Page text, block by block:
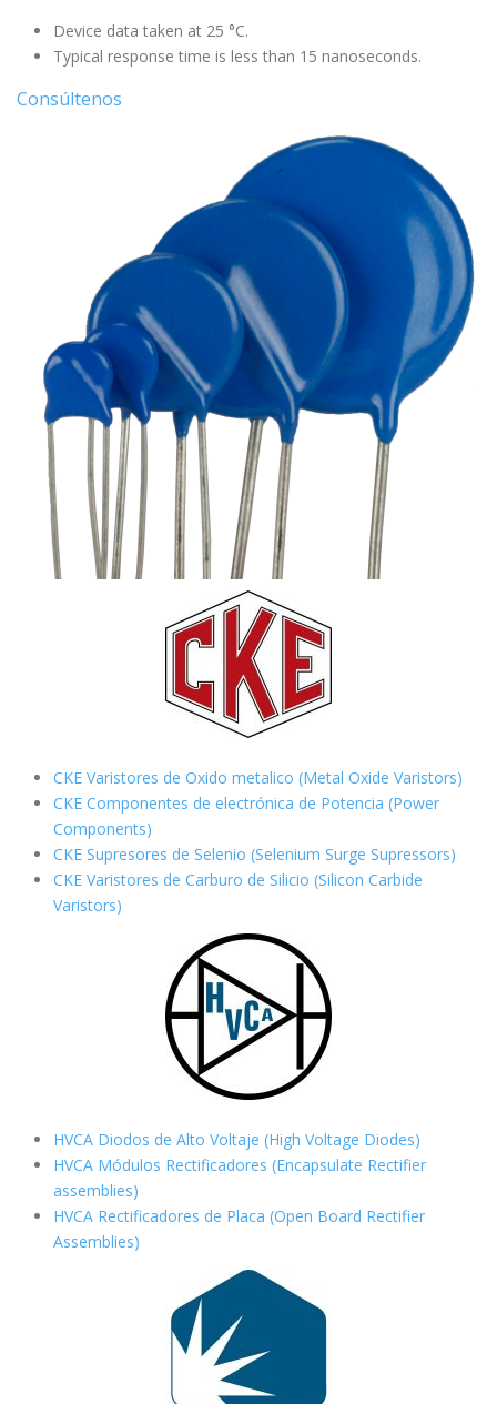
Device data taken at 25 °C.
Typical response time is less than 15 nanoseconds.
Consúltenos
CKE Varistores de Oxido metalico (Metal Oxide Varistors)
CKE Componentes de electrónica de Potencia (Power
Components)
CKE Supresores de Selenio (Selenium Surge Supressors)
CKE Varistores de Carburo de Silicio (Silicon Carbide
Varistors)
HVCA Diodos de Alto Voltaje (High Voltage Diodes)
HVCA Módulos Rectificadores (Encapsulate Rectifier
assemblies)
HVCA Rectificadores de Placa (Open Board Rectifier
Assemblies)